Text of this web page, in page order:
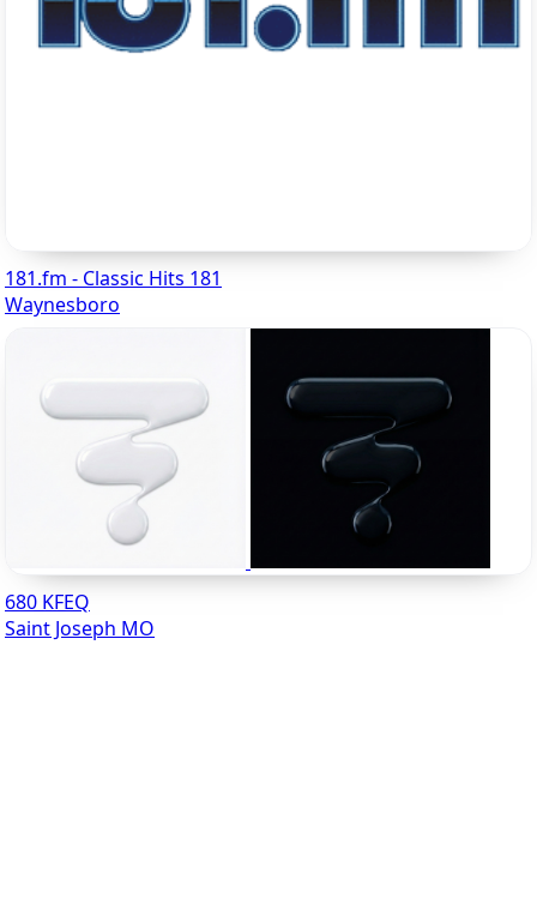
181.fm - Classic Hits 181
Waynesboro
680 KFEQ
Saint Joseph MO